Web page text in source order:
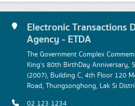
Electronic Transactions
Agency - ETDA
The Government Complex
King's 80th BirthDay Anniversary,
(2007), Building C, 4th Floor 120
Road, Thungsonghong, Lak Si
02 123 1234